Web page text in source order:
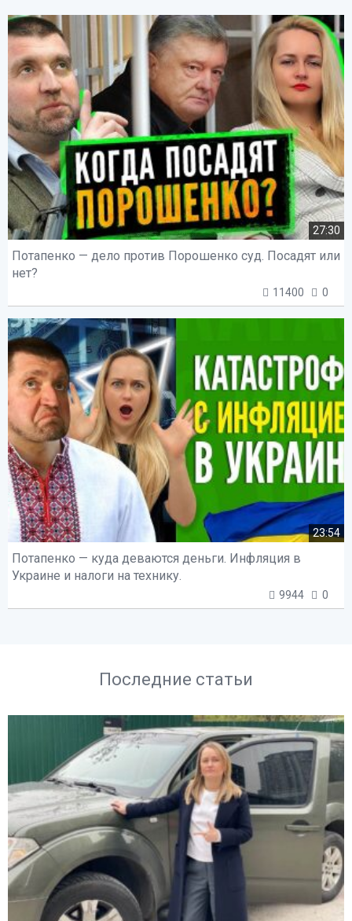
27:30
Потапенко — дело против Порошенко суд. Посадят или
нет?
11400 0
23:54
Потапенко — куда деваются деньги. Инфляция в
Украине и налоги на технику.
9944 0
Последние статьи